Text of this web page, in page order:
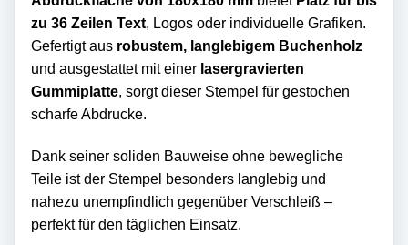
zu 36 Zeilen Text, Logos oder individuelle Grafiken.
Gefertigt aus robustem, langlebigem Buchenholz
und ausgestattet mit einer lasergravierten
Gummiplatte, sorgt dieser Stempel für gestochen
scharfe Abdrucke.
Dank seiner soliden Bauweise ohne bewegliche
Teile ist der Stempel besonders langlebig und
nahezu unempfindlich gegenüber Verschleiß –
perfekt für den täglichen Einsatz.